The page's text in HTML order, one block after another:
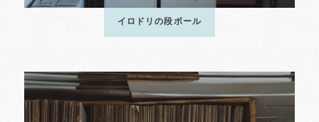
イロドリの段ボール